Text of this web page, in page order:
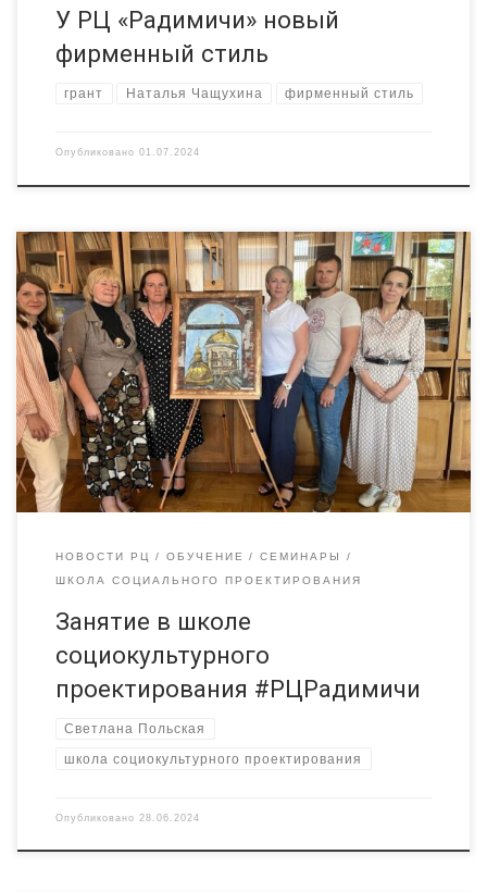
У РЦ «Радимичи» новый
фирменный стиль
грант Наталья Чащухина фирменный стиль
Опубликовано 01.07.2024
Очередное занятие в школе социокультурного
проектирования для НКО Брянщины провел Ресурсный центр
«Радимичи». Светлана Польская обсудила с руководителями
общественных организаций направления реализации
социокультурных проектов в районах Брянской области.
Участники по традиции смогли прослушать не только
теоретический материал, но и на практике обсудить
возможности реализации проектов в Брянской области.
Очень благодарна за […]
НОВОСТИ РЦ ОБУЧЕНИЕ
СЕМИНАРЫ
ШКОЛА СОЦИАЛЬНОГО ПРОЕКТИРОВАНИЯ
Занятие в школе
социокультурного
проектирования #РЦРадимичи
Светлана Польская
школа социокультурного проектирования
Опубликовано 28.06.2024